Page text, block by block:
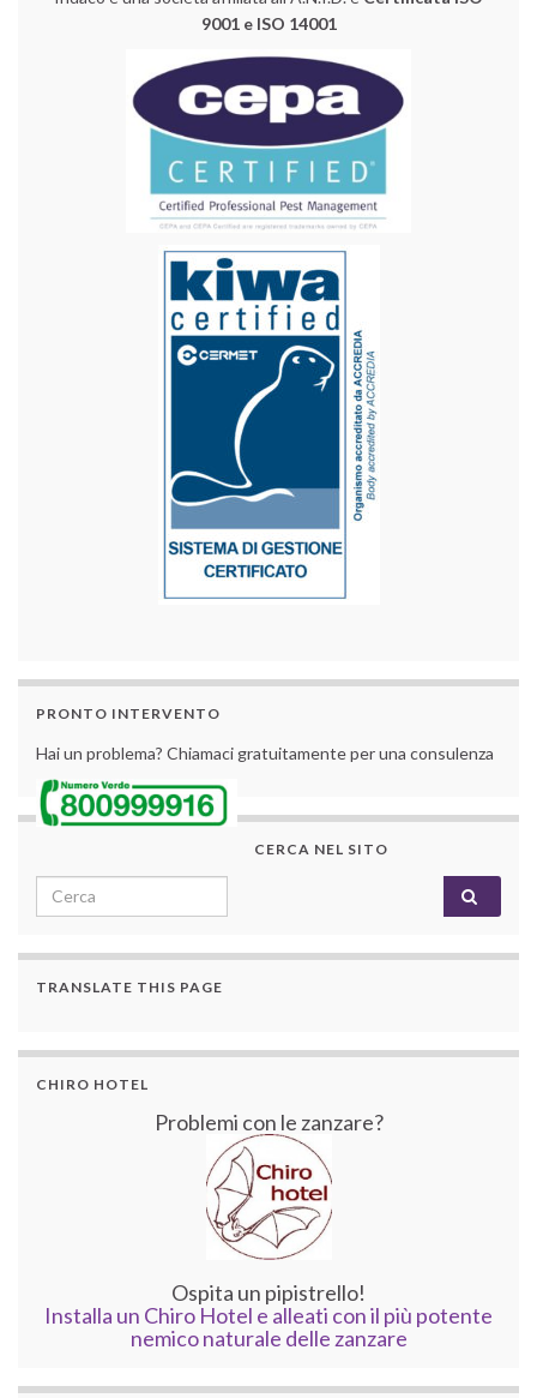
9001 e ISO 14001
PRONTO INTERVENTO
Hai un problema? Chiamaci gratuitamente per una consulenza
CERCA NEL SITO
Search for:
TRANSLATE THIS PAGE
CHIRO HOTEL
Problemi con le zanzare?
Ospita un pipistrello!
Installa un Chiro Hotel e alleati con il più potente
nemico naturale delle zanzare